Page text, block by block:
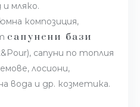
мляко.
композиция,
сапунени бази
сапуни по топлия
лосиони,
вода и др. козметика.